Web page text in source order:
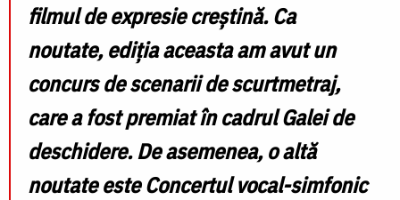
filmul de expresie creștină. Ca
noutate, ediția aceasta am avut un
concurs de scenarii de scurtmetraj,
care a fost premiat în cadrul Galei de
deschidere. De asemenea, o altă
noutate este Concertul vocal-simfonic